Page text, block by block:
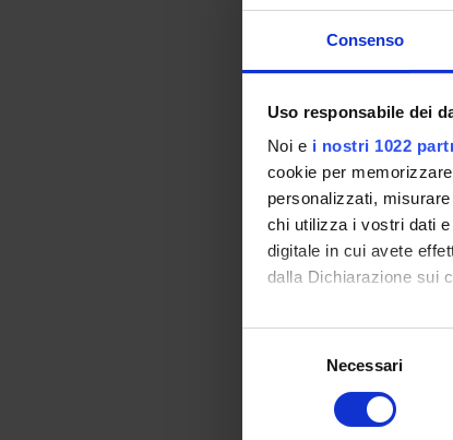
Consenso
Uso responsabile dei
Noi e i nostri 1022
cookie per
personalizzati,
chi utilizza i vostri dati
digitale in cui avete
dalla Dichiarazione sui
Con il tuo consenso,
raccogliere
digitali).
Necessari
Programma
Generalità
Interazione
Effetto
Griglia e
Esposizione.
Modalità
Modalità
Esame scritto